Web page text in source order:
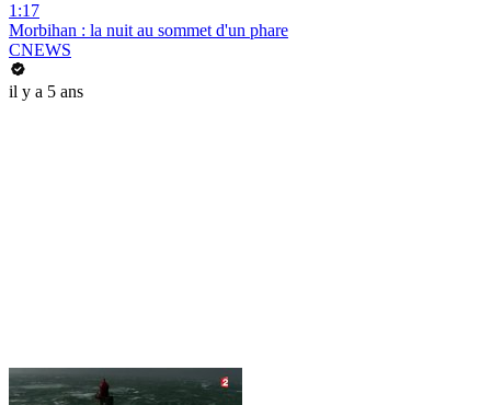
1:17
Morbihan : la nuit au sommet d'un phare
CNEWS
il y a 5 ans